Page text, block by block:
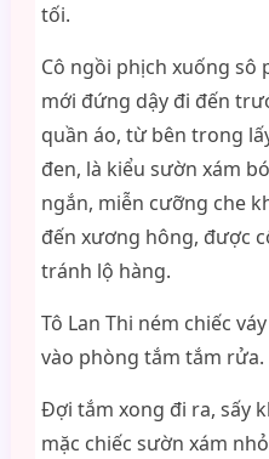
tối.
Cô ngồi phịch xuống sô
mới đứng dậy đi đến
quần áo, từ bên trong
đen, là kiểu sườn xám
ngắn, miễn cưỡng che
đến xương hông, được
tránh lộ hàng.
Tô Lan Thi ném chiếc
vào phòng tắm tắm rửa.
Đợi tắm xong đi ra, sấy
mặc chiếc sườn xám